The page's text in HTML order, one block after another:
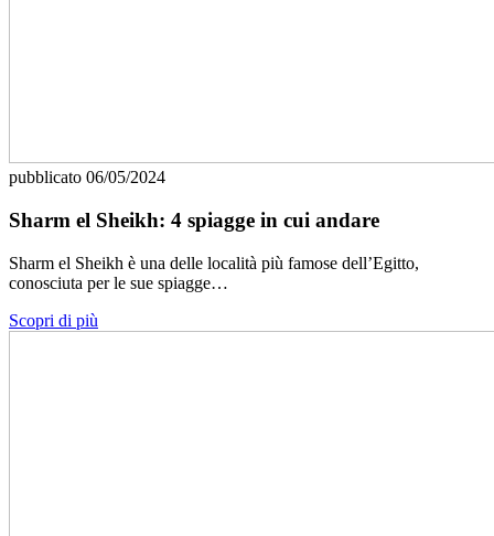
pubblicato 06/05/2024
Sharm el Sheikh: 4 spiagge in cui andare
Sharm el Sheikh è una delle località più famose dell’Egitto,
conosciuta per le sue spiagge…
Scopri di più